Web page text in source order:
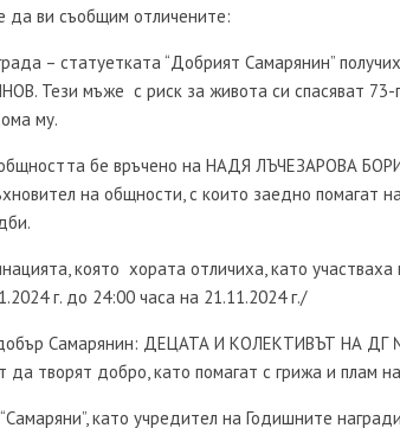
да ви съобщим отличените:
– статуетката “Добрият Самарянин”
Тези мъже с риск за живота си спасяват
му.
бе връчено на НАДЯ ЛЪЧЕЗАРОВА
на общности, с които заедно помагат
която хората отличиха, като
г. до 24:00 часа на 21.11.2024 г./
Самарянин: ДЕЦАТА И КОЛЕКТИВЪТ НА ДГ
да творят добро, като помагат с грижа и плам
като учредител на Годишните